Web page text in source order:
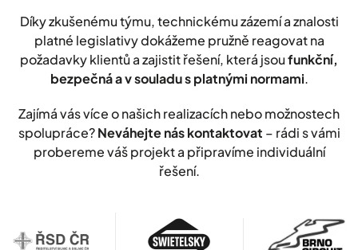
Díky zkušenému týmu, technickému zázemí a znalosti
platné legislativy dokážeme pružně reagovat na
požadavky klientů a zajistit řešení, která jsoufunkční,
bezpečná a v souladu s platnými normami.
Zajímá vás více o našich realizacích nebo možnostech
spolupráce?Neváhejte nás kontaktovat – rádi s vámi
probereme váš projekt a připravíme individuální
řešení.